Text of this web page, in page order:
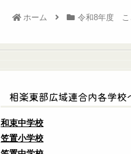
ホーム 令和8年度 こ
相楽東部広域連合内各学校
和束中学校
笠置小学校